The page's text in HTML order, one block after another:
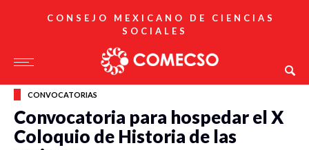
CONSEJO MEXICANO DE CIENCIAS
SOCIALES
CONVOCATORIAS
Convocatoria para hospedar el X
Coloquio de Historia de las